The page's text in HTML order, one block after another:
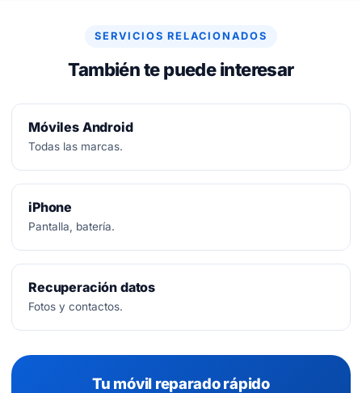
SERVICIOS RELACIONADOS
También te puede interesar
Móviles Android
Todas las marcas.
iPhone
Pantalla, batería.
Recuperación datos
Fotos y contactos.
Tu móvil reparado rápido